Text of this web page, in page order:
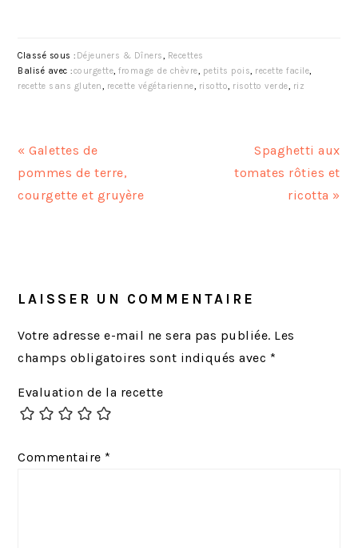
Classé sous : Déjeuners & Dîners, Recettes
Balisé avec :courgette,fromage de chèvre, petits pois, recette facile,
recette sans gluten, recette végétarienne, risotto, risotto verde, riz
A
r
t
p
r
é
d
n
« Galettes de
pommes de terre,
courgette et gruyère
A
r
u
Spaghetti aux
tomates rôties et
ricotta »
LECTEUR
LAISSER UN COMMENTAIRE
Votre adresse e-mail ne sera pas publiée. Les
champs obligatoires sont indiqués avec *
Evaluation de la recette
Commentaire *